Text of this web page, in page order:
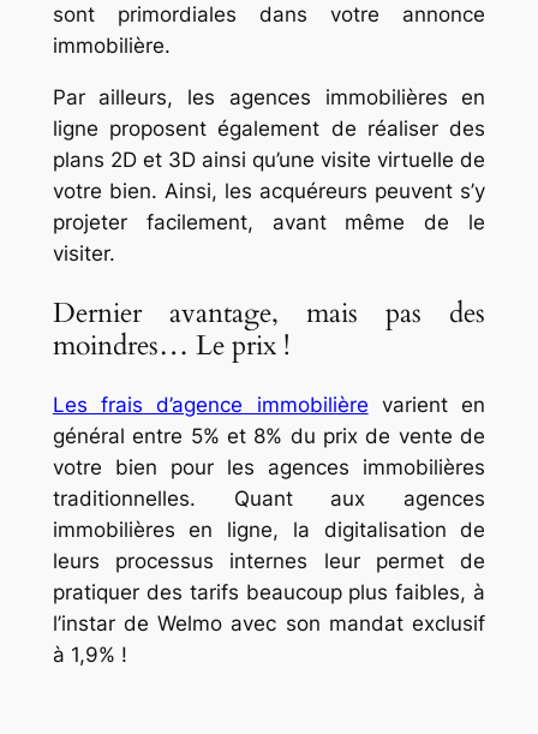
sont primordiales dans votre annonce
immobilière.
Par ailleurs, les agences immobilières en
ligne proposent également de réaliser des
plans 2D et 3D ainsi qu’une visite virtuelle de
votre bien. Ainsi, les acquéreurs peuvent s’y
projeter facilement, avant même de le
visiter.
Dernier avantage, mais pas des
moindres… Le prix !
Les frais d’agence immobilière varient en
général entre 5% et 8% du prix de vente de
votre bien pour les agences immobilières
traditionnelles. Quant aux agences
immobilières en ligne, la digitalisation de
leurs processus internes leur permet de
pratiquer des tarifs beaucoup plus faibles, à
l’instar de Welmo avec son mandat exclusif
à 1,9% !